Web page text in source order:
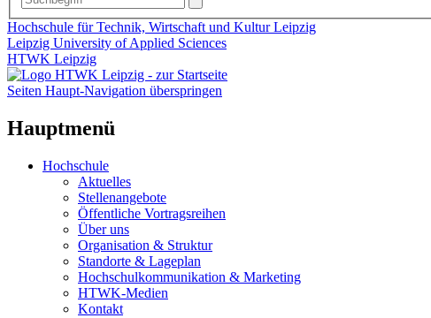
Hochschule für Technik, Wirtschaft und Kultur Leipzig
Leipzig University of Applied Sciences
HTWK Leipzig
Seiten Haupt-Navigation überspringen
Hauptmenü
Hochschule
Aktuelles
Stellenangebote
Öffentliche Vortragsreihen
Über uns
Organisation & Struktur
Standorte & Lageplan
Hochschulkommunikation & Marketing
HTWK-Medien
Kontakt